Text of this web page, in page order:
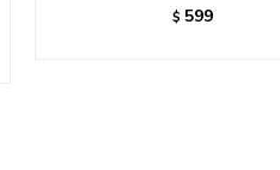
$ 599